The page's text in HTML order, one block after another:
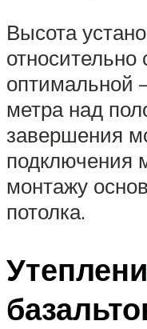
Высота
оптимальной
метра над
завершения
подключения
монтажу
потолка.